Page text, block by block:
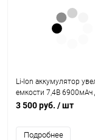
Li-Ion аккумулятор
емкости 7,4В 6900мАч
портативной аудио-
3 500 руб. / шт
Подробнее